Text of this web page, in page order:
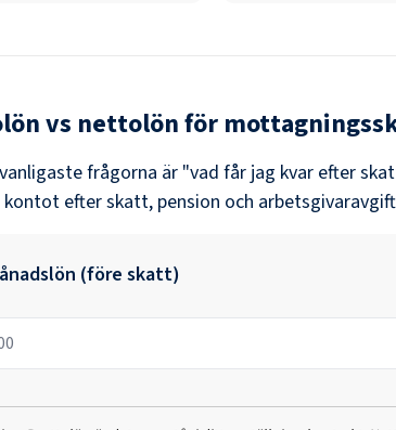
vs nettolön för
frågorna är "vad får jag kvar efter
kontot efter skatt, pension och
(före skatt)